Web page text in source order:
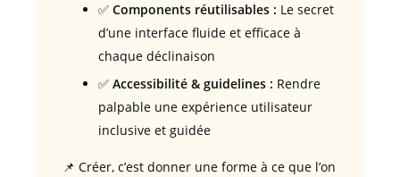
✅ Components réutilisables : Le secret
d’une interface fluide et efficace à
chaque déclinaison
✅ Accessibilité & guidelines : Rendre
palpable une expérience utilisateur
inclusive et guidée
📌 Créer, c’est donner une forme à ce que l’on